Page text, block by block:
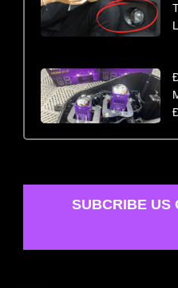
SUBCRIBE US